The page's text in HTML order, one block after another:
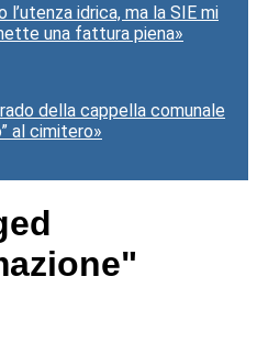
l’utenza idrica, ma la SIE mi
una fattura piena»
della cappella comunale
al cimitero»